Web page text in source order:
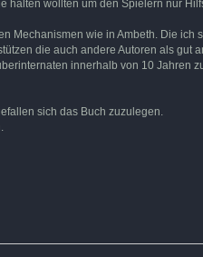
halten wollten um den Spielern nur
Mechanismen wie in Ambeth. Die ich
die auch andere Autoren als gut
innerhalb von 10 Jahren
sich das Buch zuzulegen.